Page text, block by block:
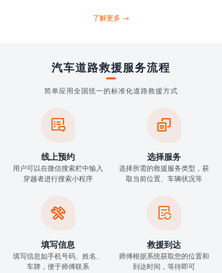
了解更多 →
汽车道路救援服务流程
简单应用全国统一的标准化道路救援方式

线上预约
用户可以在微信搜索栏中输入
穿越者进行搜索小程序

选择服务
选择所需的救援服务类型，获
取当前位置、车辆状况等

填写信息
填写信息如手机号码、姓名、
车牌，便于师傅联系

救援到达
师傅根据系统获取您的位置和
到达时间，等待即可